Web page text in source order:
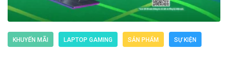
KHUYẾN MÃI LAPTOP GAMING SẢN PHẨM SỰ KIỆN